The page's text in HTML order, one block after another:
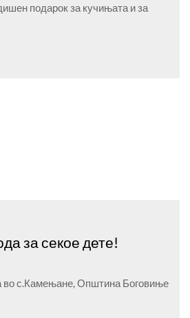
подарок за кучињата и за
за секое дете!
во с.Камењане, Општина Боговиње